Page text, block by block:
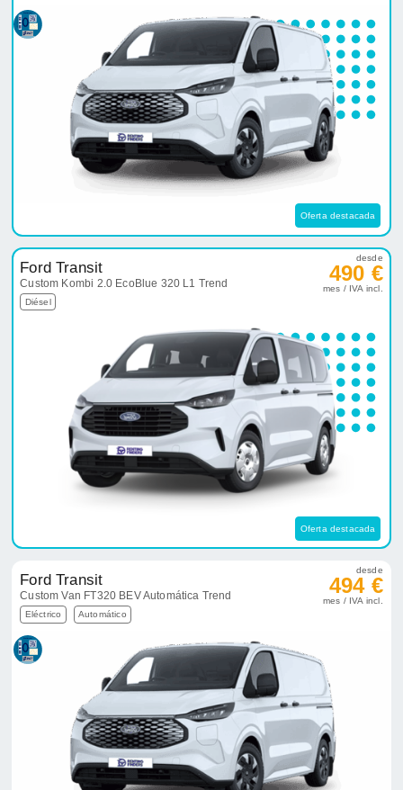
Oferta destacada
Ford Transit
Custom Kombi 2.0 EcoBlue 320 L1 Trend
Diésel
desde
490 €
mes / IVA incl.
Oferta destacada
Ford Transit
Custom Van FT320 BEV Automática Trend
Eléctrico Automático
desde
494 €
mes / IVA incl.